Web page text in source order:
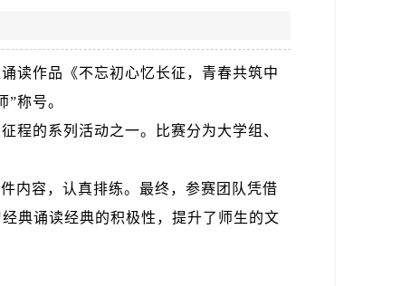
读作品《不忘初心忆长征，青春共筑中
称号。
程的系列活动之一。比赛分为大学组、
内容，认真排练。最终，参赛团队凭借
典诵读经典的积极性，提升了师生的文